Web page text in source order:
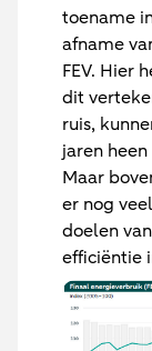
toename
afname
FEV. Hier
dit
ruis,
jaren
Maar
er nog
doelen
efficiëntie